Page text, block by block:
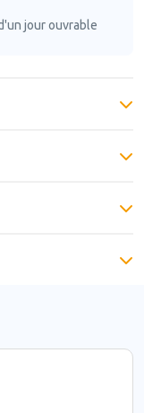
jour ouvrable